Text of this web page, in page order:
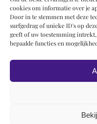
cookies om informatie over je
Door in te stemmen met deze
surfgedrag of unieke ID's op
geeft of uw toestemming
bepaalde functies en